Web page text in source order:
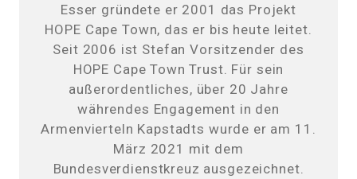
Esser gründete er 2001 das Projekt
HOPE Cape Town, das er bis heute leitet.
Seit 2006 ist Stefan Vorsitzender des
HOPE Cape Town Trust. Für sein
außerordentliches, über 20 Jahre
währendes Engagement in den
Armenvierteln Kapstadts wurde er am 11.
März 2021 mit dem
Bundesverdienstkreuz ausgezeichnet.